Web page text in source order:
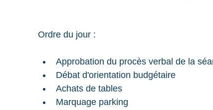
Ordre du jour :
Approbation du procès verbal de la
Débat d'orientation budgétaire
Achats de tables
Marquage parking